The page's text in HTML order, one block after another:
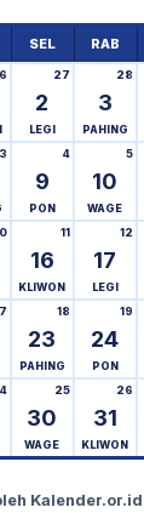
SEL RAB
2
27
LEGI
3
28
PAHING
3
9
4
PON
10
5
WAGE
16
11
KLIWON
17
12
LEGI
23
18
PAHING
24
19
PON
30
25
WAGE
31
26
KLIWON
Kalender.or.id